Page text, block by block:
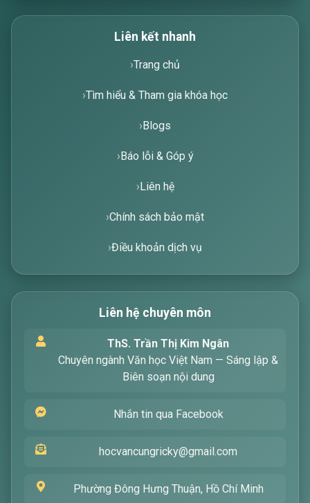
tìm kiếm các bài viết về văn học. Hãy nhập từ
khóa mà bạn quan tâm, tôi sẽ giúp bạn ngay
Liên kết nhanh
Trang chủ
Tìm hiểu & Tham gia khóa học
Blogs
Báo lỗi & Góp ý
Liên hệ
Chính sách bảo mật
Điều khoản dịch vụ
Liên hệ chuyên môn
ThS. Trần Thị Kim Ngân
Chuyên ngành Văn học Việt Nam — Sáng lập &
Biên soạn nội dung
Nhắn tin qua Facebook
hocvancungricky@gmail.com
Phường Đông Hưng Thuận, Hồ Chí Minh